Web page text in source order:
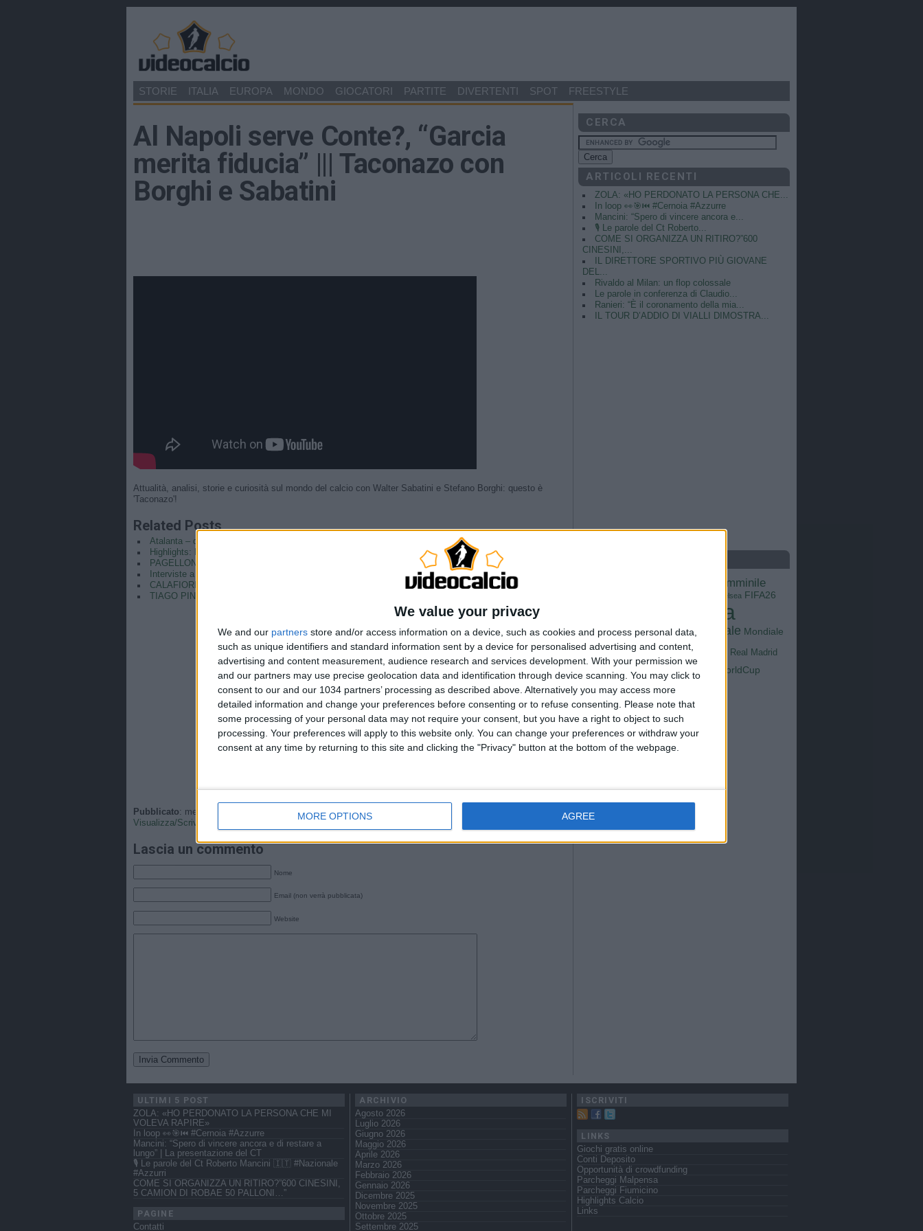
We value your privacy
We and our partners store and/or access information on a device, such as cookies and process personal data,
such as unique identifiers and standard information sent by a device for personalised advertising and content,
advertising and content measurement, audience research and services development. With your permission we
and our partners may use precise geolocation data and identification through device scanning. You may click to
consent to our and our 1034 partners’ processing as described above. Alternatively you may access more
detailed information and change your preferences before consenting or to refuse consenting.
Please note that
some processing of your personal data may not require your consent, but you have a right to object to such
processing. Your preferences will apply to this website only. You can change your preferences or withdraw your
consent at any time by returning to this site and clicking the "Privacy" button at the bottom of the webpage.
MORE OPTIONS AGREE
STORIE ITALIA EUROPA MONDO GIOCATORI PARTITE DIVERTENTI SPOT FREESTYLE
Al Napoli serve Conte?, “Garcia
merita fiducia” ||| Taconazo con
Borghi e Sabatini
Attualità, analisi, storie e curiosità sul mondo del calcio con Walter Sabatini e Stefano Borghi: questo è
'Taconazo'!
Related Posts
Atalanta – dalla Serie B alla Champions
Highlights: Finlandia-Italia 2-1 | Femminile | Qualificazioni Women’s EURO 2025
PAGELLONE di Serie A con Beppe Bergomi – STA(VA)MO IN DIRETTA | Fabio Caressa
Interviste a Bonfantini e Di Guglielmo | Verso Italia-Malta
CALAFIORI E LA DEFINIZIONE DI AURA
TIAGO PINTO: «HO RAPPORTO CON TUTTI I MIEI CALCIATORI MA SVILAR È SPECIALE»
--- Pubblicità ---
Pubblicato: mercoledì, 11 Ottobre 2023 - 04:17 da Istvan in
Visualizza/Scrivi
Lascia un commento
Nome
Email (non verrà pubblicata)
Website
CERCA
ARTICOLI RECENTI
ZOLA: «HO PERDONATO LA PERSONA CHE...
In loop 👀🎯⏮️ #Cernoia #Azzurre
Mancini: “Spero di vincere ancora e...
🎙️ Le parole del Ct Roberto...
COME SI ORGANIZZA UN RITIRO?”600
CINESINI,...
IL DIRETTORE SPORTIVO PIÙ GIOVANE
DEL...
Rivaldo al Milan: un flop colossale
Le parole in conferenza di Claudio...
Ranieri: “È il coronamento della mia...
IL TOUR D’ADDIO DI VIALLI DIMOSTRA...
calcio femminile
Chelsea FIFA26
Italia
Juventus Lazio Milan Mondiale Mondiale
2026 Napoli Nazionale Real Madrid
Sampdoria Serie A
WorldCup
WorldCup2026
ULTIMI 5 POST
ZOLA: «HO PERDONATO LA PERSONA CHE MI
VOLEVA RAPIRE»
In loop 👀🎯⏮️ #Cernoia #Azzurre
Mancini: “Spero di vincere ancora e di restare a
lungo” | La presentazione del CT
🎙️ Le parole del Ct Roberto Mancini 🇮🇹 #Nazionale
#Azzurri
COME SI ORGANIZZA UN RITIRO?”600 CINESINI,
5 CAMION DI ROBAE 50 PALLONI…”
PAGINE
Contatti
ARCHIVIO
Agosto 2026
Luglio 2026
Giugno 2026
Maggio 2026
Aprile 2026
Marzo 2026
Febbraio 2026
Gennaio 2026
Dicembre 2025
Novembre 2025
Ottobre 2025
Settembre 2025
ISCRIVITI
LINKS
Giochi gratis online
Conti Deposito
Opportunità di crowdfunding
Parcheggi Malpensa
Parcheggi Fiumicino
Highlights Calcio
Links